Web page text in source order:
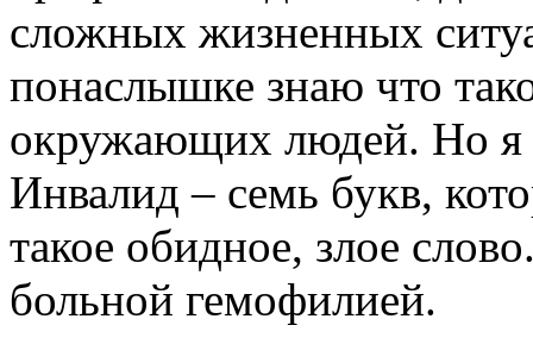
сложных жизненных
понаслышке знаю что
окружающих людей. Но я
Инвалид – семь букв,
такое обидное, злое
больной гемофилией.